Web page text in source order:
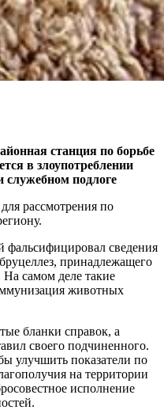
станция по борьбе
в злоупотреблении
подлоге
рассмотрения по
фальсифицировал сведения
принадлежащего
На самом деле такие
животных
бланки справок, а
своего подчиненного.
улучшить показатели по
на территории
исполнение